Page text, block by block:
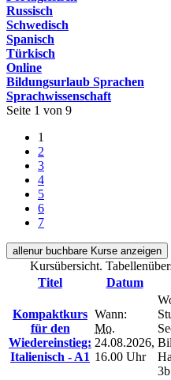
Russisch
Schwedisch
Spanisch
Türkisch
Online
Bildungsurlaub Sprachen
Sprachwissenschaft
Seite 1 von 9
1
2
3
4
5
6
7
allenur buchbare Kurse anzeigen
Kursübersicht.
Titel
Datum
Kompaktkurs
für den
Wiedereinstieg:
Italienisch - A1
Wann:
Mo.
24.08.2026,
16.00 Uhr
3b